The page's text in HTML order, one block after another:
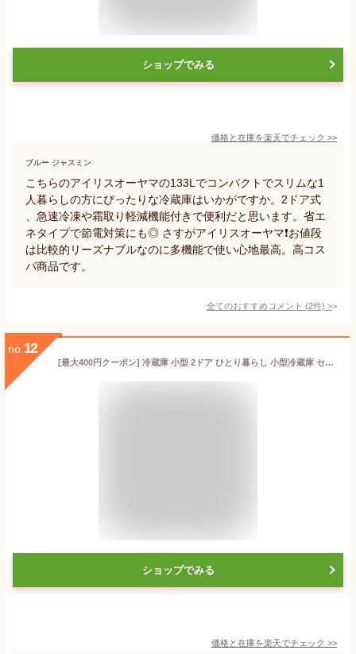
ショップでみる
価格と在庫を楽天でチェック >>
ブルー ジャスミン
こちらのアイリスオーヤマの133Lでコンパクトでスリムな1
人暮らしの方にぴったりな冷蔵庫はいかがですか。2ドア式
、急速冷凍や霜取り軽減機能付きで便利だと思います。省エ
ネタイプで節電対策にも◎ さすがアイリスオーヤマ❗️お値段
は比較的リーズナブルなのに多機能で使い心地最高。高コス
パ商品です。
全てのおすすめコメント (2件) >
no. 12
[最大400円クーポン] 冷蔵庫 小型 2ドア ひとり暮らし 小型冷蔵庫 セカンド冷蔵庫 おしゃれ サブ冷蔵庫 ミニ冷蔵庫 一人暮らし コンパクト 右開き 独り暮らし 寝室 リビング 87L 省エネ ホワイト ブラック シルバー ダークウッド PRC-B092D
ショップでみる
価格と在庫を楽天でチェック >>